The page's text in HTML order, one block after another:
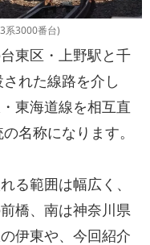
系3000番台)
東区・上野駅と千
れた線路を介し
東海道線を相互直
名称になります。
る範囲は幅広く、
橋、南は神奈川県
伊東や、今回紹介